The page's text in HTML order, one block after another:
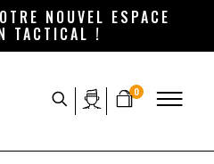
NOUVEL ESPACE
TACTICAL !
0